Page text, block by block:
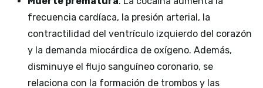
frecuencia cardíaca, la presión arterial, la
contractilidad del ventrículo izquierdo del corazón
y la demanda miocárdica de oxígeno. Además,
disminuye el flujo sanguíneo coronario, se
relaciona con la formación de trombos y las